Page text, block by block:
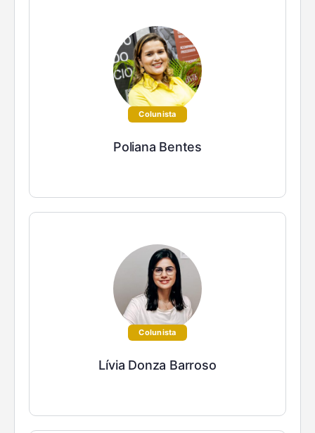
Colunista
Poliana Bentes
Colunista
Lívia Donza Barroso